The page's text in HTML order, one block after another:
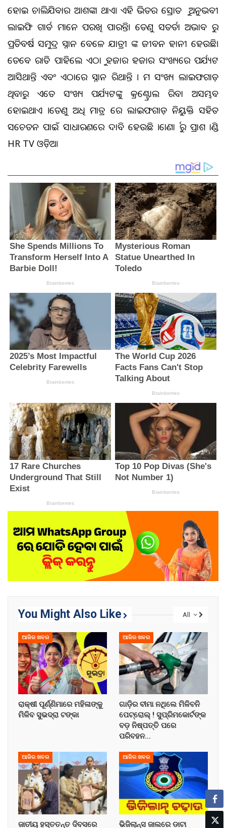
ହୋଇ ଚାଲିଯିବାର ଆଶଙ୍କା ଥାଏ। ଏହି ଭିତର ସ୍ରୋତ କୁ ଅନୁଭବୀ
ଲାଇଫି ଗାର୍ଡ ମାନେ ପରଖି ପାରନ୍ତି। ତେଣୁ ସତର୍କତା ଅଭାବ ରୁ
ପ୍ରତିବର୍ଷ ସମୁଦ୍ର ସ୍ନାନ ବେଳେ ଯାତ୍ରୀ ଙ୍କ ଜୀବନ ହାନୀ ହେଉଛି।
ତେବେ ରାତି ପାହିଲେ ଏଠାକୁ ହଜାର ହଜାର ସଂଖ୍ୟରେ ପର୍ଯ୍ୟଟକ
ଆସିଥାନ୍ତି ଏବଂ ଏଠାରେ ସ୍ନାନ କରିଥାନ୍ତି । କମ ସଂଖ୍ୟକ ଲାଇଫଗାଡ଼
ଥିବାରୁ ଏତେ ସଂଖ୍ୟକ ପର୍ଯ୍ୟଟକଙ୍କୁ କ୍ରଣ୍ଟ୍ରୋଲ କରିବା ଅସମ୍ଭବ
ହୋଇଥାଏ ।ତେଣୁ ଅଧିକ ମାତ୍ର ରେ ଲାଇଫଗାଡ଼ ନିୟୁକ୍ତି ସହିତ
ସଚେତନ ପାଇଁ ସାଧାରଣରେ ଦାବି ହେଉଛି ।କୋଣାର୍କ ରୁ ପ୍ରକାଶ କାଣ୍ଡି
HR TV ଓଡ଼ିଆ
All
You Might Also Like
ଆଜିର ଖବର
ରାକ୍ଷୀ ପୂର୍ଣ୍ଣିମାରେ ମହିଳାଙ୍କୁ
ମିଳିବ ସୁଭଦ୍ରା ଟଙ୍କା
ଆଜିର ଖବର
ଗାଡ଼ିର ବୀମା ନଥିଲେ ମିଳିବନି
ପେଟ୍ରୋଲ୍ ! ସୁପ୍ରିମକୋର୍ଟଙ୍କ
ବଡ଼ ନିଷ୍ପତ୍ତି ପରେ
ପରିବହନ…
ଆଜିର ଖବର
ଜାତୀୟ ହସ୍ତତନ୍ତ ଦିବସରେ
ଆଜିର ଖବର
ଭିଜିଲାନ୍ସ ଜାଲରେ ଡାଟା